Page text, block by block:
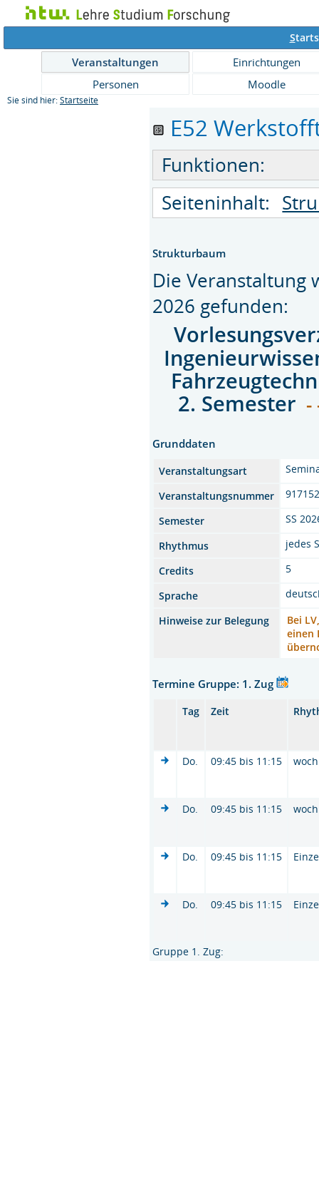
S
Veranstaltungen
Einrichtungen
Personen
Moodle
Sie sind hier: Startseite
E52
Funktionen:
Seiteninhalt:
Strukturbaum
Die Veranstaltung
2026 gefunden:
2. Semester -
Grunddaten
Veranstaltungsart
Veranstaltungsnummer
Semester
SS
Rhythmus
jedes
Credits
5
Sprache
Hinweise zur Belegung
Bei
einen
Termine Gruppe: 1. Zug
Tag Zeit
Do. 09:45 bis 11:15 woch
Do. 09:45 bis 11:15 woch
Do. 09:45 bis 11:15
Do. 09:45 bis 11:15
Gruppe 1. Zug: